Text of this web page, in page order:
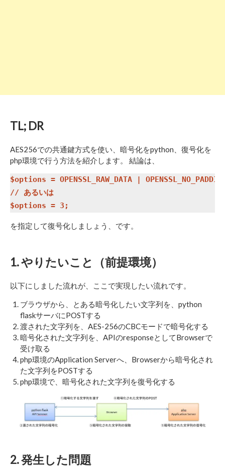
TL; DR
AES256での共通鍵方式を使い、暗号化をpython、復号化を
php環境で行う方法を紹介します。 結論は、
$options = OPENSSL_RAW_DATA |
// あるいは
を指定して復号化しましょう、です。
1. やりたいこと（前提環境）
以下にしました流れが、ここで実現したい流れです。
ブラウザから、とある暗号化したい文字列を、python
flaskサーバにPOSTする
渡された文字列を、AES-256のCBCモードで暗号化する
暗号化された文字列を、APIのresponseとしてBrowserで
受け取る
php環境のApplication Serverへ、Browserから暗号化され
た文字列をPOSTする
php環境で、暗号化された文字列を復号化する
2. 発生した問題